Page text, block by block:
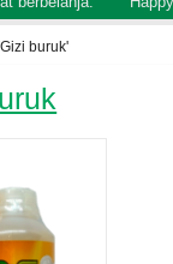
buruk'